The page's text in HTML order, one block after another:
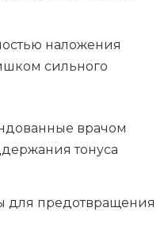
наложения
сильного
врачом
тонуса
для предотвращения